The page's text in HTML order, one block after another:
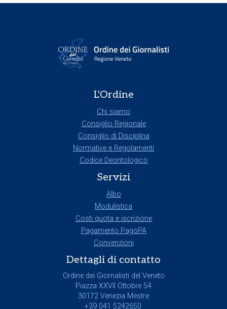
L'Ordine
Chi siamo
Consiglio Regionale
Consiglio di Disciplina
Normative e Regolamenti
Codice Deontologico
Servizi
Albo
Modulistica
Costi quota e iscrizione
Pagamento PagoPA
Convenzioni
Dettagli di contatto
Ordine dei Giornalisti del Veneto
Piazza XXVII Ottobre 54
30172 Venezia Mestre
+39 041 5242650